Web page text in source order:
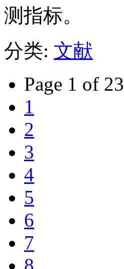
测指标。
分类: 文献
Page 1 of 23
1
2
3
4
5
6
7